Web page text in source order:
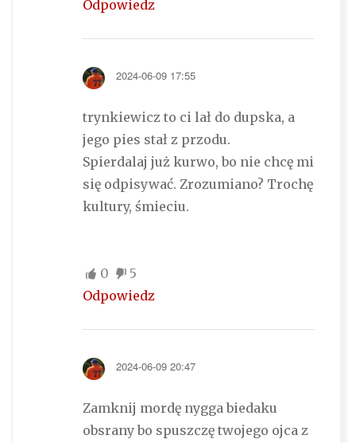
Odpowiedz
2024-06-09 17:55
trynkiewicz to ci lał do dupska, a
jego pies stał z przodu.
Spierdalaj już kurwo, bo nie chcę mi
się odpisywać. Zrozumiano? Trochę
kultury, śmieciu.
0
5
Odpowiedz
2024-06-09 20:47
Zamknij mordę nygga biedaku
obsrany bo spuszczę twojego ojca z